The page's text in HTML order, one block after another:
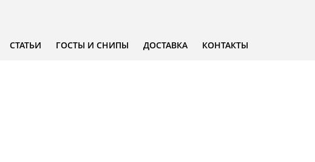
СТАТЬИ ГОСТЫ И СНИПЫ ДОСТАВКА КОНТАКТЫ